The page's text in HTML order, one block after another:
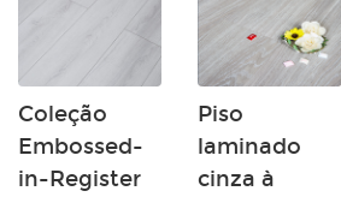
Coleção
Embossed-
in-Register
Piso
laminado
cinza à